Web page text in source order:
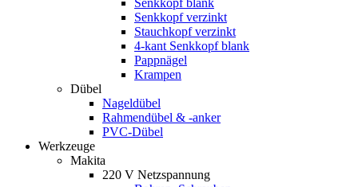
Senkkopf blank
Senkkopf verzinkt
Stauchkopf verzinkt
4-kant Senkkopf blank
Pappnägel
Krampen
Dübel
Nageldübel
Rahmendübel & -anker
PVC-Dübel
Werkzeuge
Makita
220 V Netzspannung